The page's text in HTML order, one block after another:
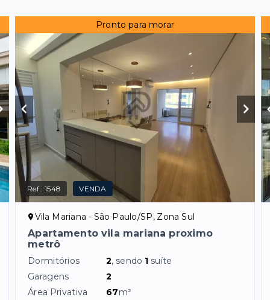
Pronto para morar
Ref.:1548 VENDA
Vila Mariana - São Paulo/SP, Zona Sul
Apartamento vila mariana proximo
metrô
Dormitórios 2, sendo 1 suíte
Garagens
2
Área Privativa
67m²